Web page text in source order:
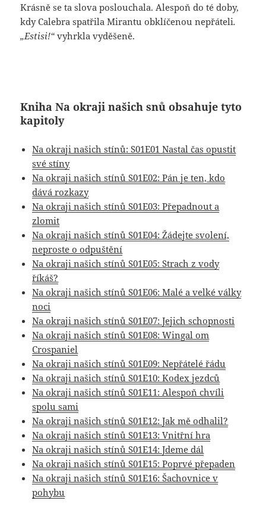
Krásně se ta slova poslouchala. Alespoň do té doby,
kdy Calebra spatřila Mirantu obklíčenou nepřáteli.
„Estisi!“vyhrkla vyděšeně.
Kniha Na okraji našich snů obsahuje tyto
kapitoly
Na okraji našich stínů: S01E01 Nastal čas opustit
své stíny
Na okraji našich stínů S01E02: Pán je ten, kdo
dává rozkazy
Na okraji našich stínů S01E03: Přepadnout a
zlomit
Na okraji našich stínů S01E04: Žádejte svolení,
neproste o odpuštění
Na okraji našich stínů S01E05: Strach z vody
říkáš?
Na okraji našich stínů S01E06: Malé a velké války
noci
Na okraji našich stínů S01E07: Jejich schopnosti
Na okraji našich stínů S01E08: Wingal om
Crospaniel
Na okraji našich stínů S01E09: Nepřátelé řádu
Na okraji našich stínů S01E10: Kodex jezdců
Na okraji našich stínů S01E11: Alespoň chvíli
spolu sami
Na okraji našich stínů S01E12: Jak mě odhalil?
Na okraji našich stínů S01E13: Vnitřní hra
Na okraji našich stínů S01E14: Jdeme dál
Na okraji našich stínů S01E15: Poprvé přepaden
Na okraji našich stínů S01E16: Šachovnice v
pohybu